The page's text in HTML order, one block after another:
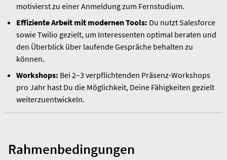
motivierst zu einer Anmeldung zum Fernstudium.
Effiziente Arbeit mit modernen Tools: Du nutzt Salesforce
sowie Twilio gezielt, um Interessenten optimal beraten und
den Überblick über laufende Gespräche behalten zu
können.
Workshops: Bei 2–3 verpflichtenden Präsenz-Workshops
pro Jahr hast Du die Möglichkeit, Deine Fähigkeiten gezielt
weiterzuentwickeln.
Rahmenbedingungen